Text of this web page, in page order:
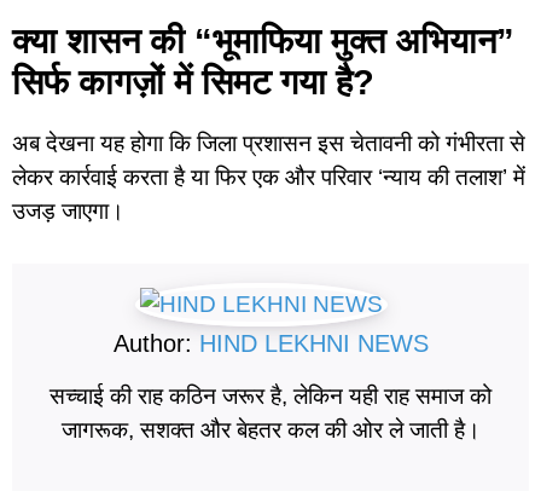
क्या शासन की “भूमाफिया मुक्त अभियान”
सिर्फ कागज़ों में सिमट गया है?
अब देखना यह होगा कि जिला प्रशासन इस चेतावनी को गंभीरता से
लेकर कार्रवाई करता है या फिर एक और परिवार ‘न्याय की तलाश’ में
उजड़ जाएगा।
Author: HIND LEKHNI NEWS
सच्चाई की राह कठिन जरूर है, लेकिन यही राह समाज को
जागरूक, सशक्त और बेहतर कल की ओर ले जाती है।